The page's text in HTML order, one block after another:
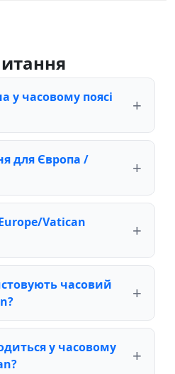
у часовому поясі
для Європа /
Vatican
часовий
у часовому